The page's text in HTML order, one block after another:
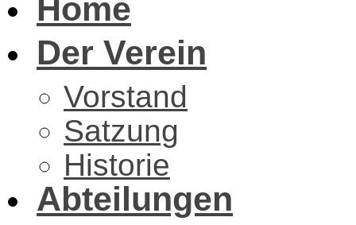
Home
Der Verein
Vorstand
Satzung
Historie
Abteilungen